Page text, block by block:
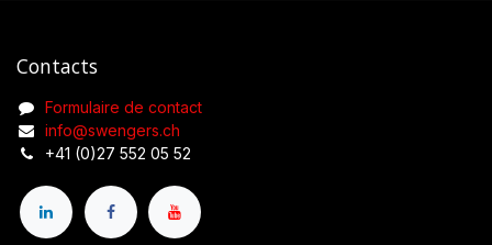
Contacts
Formulaire de contact
info@swengers.ch
+41 (0)27 552 05 52